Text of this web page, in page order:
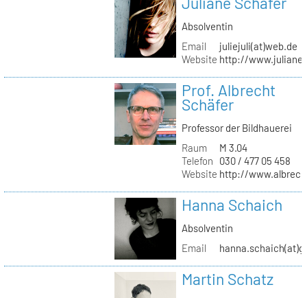
Absolventin
Email
juliejuli(at)web.de
Website http://
Prof. Albrecht
Schäfer
Professor der Bildhauerei
Raum
M 3.04
Telefon
030 / 477 05 458
Website http://
Hanna Schaich
Absolventin
Email
Martin Schatz